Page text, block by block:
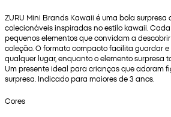
ZURU Mini Brands Kawaii é uma bola surpresa
colecionáveis inspiradas no estilo kawaii.
pequenos elementos que convidam a
coleção. O formato compacto facilita guardar
qualquer lugar, enquanto o elemento surpresa
Um presente ideal para crianças que adoram
surpresa. Indicado para maiores de 3 anos.
Cores